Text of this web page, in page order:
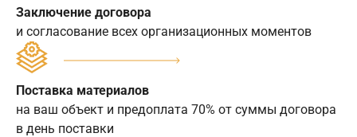
Заключение договора
и согласование всех организационных моментов
Поставка материалов
на ваш объект и предоплата 70% от суммы договора
в день поставки